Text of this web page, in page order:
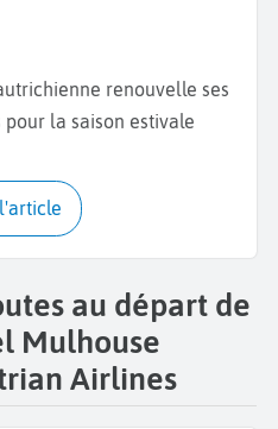
renouvelle ses
la saison estivale
l'article
au départ de
Mulhouse
Airlines